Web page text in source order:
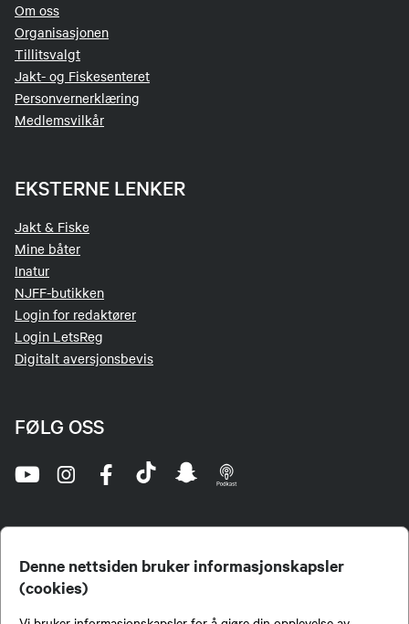
Denne nettsiden bruker informasjonskapsler
(cookies)
Om oss
Organisasjonen
Tillitsvalgt
Jakt- og Fiskesenteret
Personvernerklæring
Medlemsvilkår
EKSTERNE LENKER
Jakt & Fiske
Mine båter
Inatur
NJFF-butikken
Login for redaktører
Login LetsReg
Digitalt aversjonsbevis
FØLG OSS